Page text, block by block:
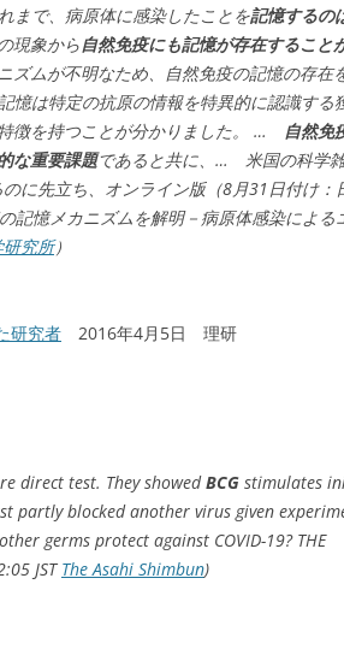
で、病原体に感染したことを記憶するの
現象から自然免疫にも記憶が存在すること
ズムが不明なため、自然免疫の記憶の存在
は特定の抗原の情報を特異的に認識する
徴を持つことが分かりました。 …
自然免
な重要課題であると共に、… 米国の科学
に先立ち、オンライン版（8月31日付け：
記憶メカニズムを解明－病原体感染による
究所）
研究者 2016年4月5日 理研
direct test. They showedBCG stimulates
partly blocked another virus given
germs protect against COVID-19? THE
JST The Asahi Shimbun)